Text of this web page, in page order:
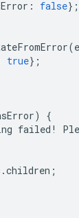
: false};
(
true};
)
{
failed !
.children ;